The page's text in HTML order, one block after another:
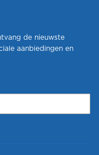
de nieuwste
aanbiedingen en